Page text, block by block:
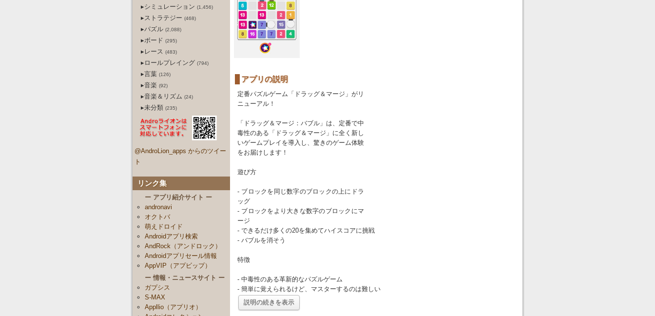
▸シミュレーション (1,456)
▸ストラテジー (468)
▸パズル (2,088)
▸ボード (295)
▸レース (483)
▸ロールプレイング (794)
▸言葉 (126)
▸音楽 (92)
▸音楽＆リズム (24)
▸未分類 (235)
@AndroLion_apps からのツイー
ト
リンク集
ー アプリ紹介サイト ー
andronavi
オクトバ
萌えドロイド
Androidアプリ検索
AndRock（アンドロック）
Androidアプリセール情報
AppVIP（アプビップ）
ー 情報・ニュースサイト ー
ガプシス
S-MAX
Appllio（アプリオ）
アプリの説明
定番パズルゲーム「ドラッグ＆マージ」がリ
ニューアル！
「ドラッグ＆マージ：バブル」は、定番で中
毒性のある「ドラッグ＆マージ」に全く新し
いゲームプレイを導入し、驚きのゲーム体験
をお届けします！
遊び方
- ブロックを同じ数字のブロックの上にドラ
ッグ
- ブロックをより大きな数字のブロックにマ
ージ
- できるだけ多くの20を集めてハイスコアに挑戦
- バブルを消そう
特徴
- 中毒性のある革新的なパズルゲーム
- 簡単に覚えられるけど、マスターするのは難しい
説明の続きを表示